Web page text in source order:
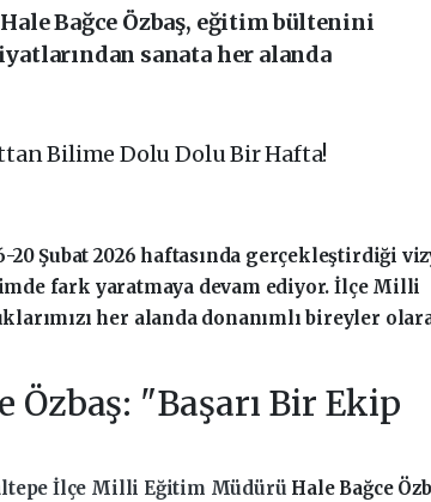
Bağce Özbaş, eğitim bültenini
sanata her alanda
Bilime Dolu Dolu Bir Hafta!
Şubat 2026 haftasında gerçekleştirdiği
fark yaratmaya devam ediyor. İlçe Milli
her alanda donanımlı bireyler
Özbaş: "Başarı Bir Ekip
İlçe Milli Eğitim Müdürü Hale Bağce